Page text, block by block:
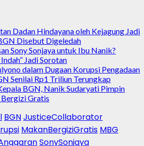
Dadan Hindayana oleh Kejagung Jadi
Disebut Digeledah
Sony Sonjaya untuk Ibu Nanik?
Jadi Sorotan
dalam Dugaan Korupsi Pengadaan
Senilai Rp1 Triliun Terungkap
BGN, Nanik Sudaryati Pimpin
Gratis
BGNJusticeCollaborator
MakanBergiziGratis MBG
SonySonjaya